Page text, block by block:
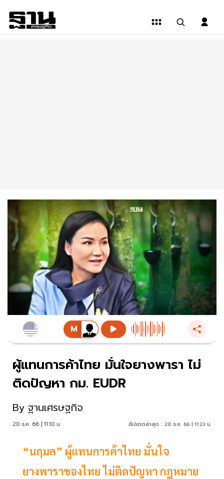
ผู้แทนการค้าไทย มั่นใจยางพารา ไม่
ติดปัญหา กม. EUDR
By ฐานเศรษฐกิจ
20 ธ.ค. 66 | 11:10 น. อัปเดตล่าสุด : 20 ธ.ค. 66 | 11:23 น.
“นฤมล” ผู้แทนการค้าไทย มั่นใจ
ยางพาราของไทย ไม่ติดปัญหา กฎหมาย